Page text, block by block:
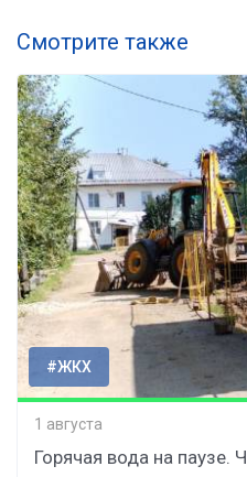
Смотрите также
#ЖКХ
1 августа
Горячая вода на паузе.